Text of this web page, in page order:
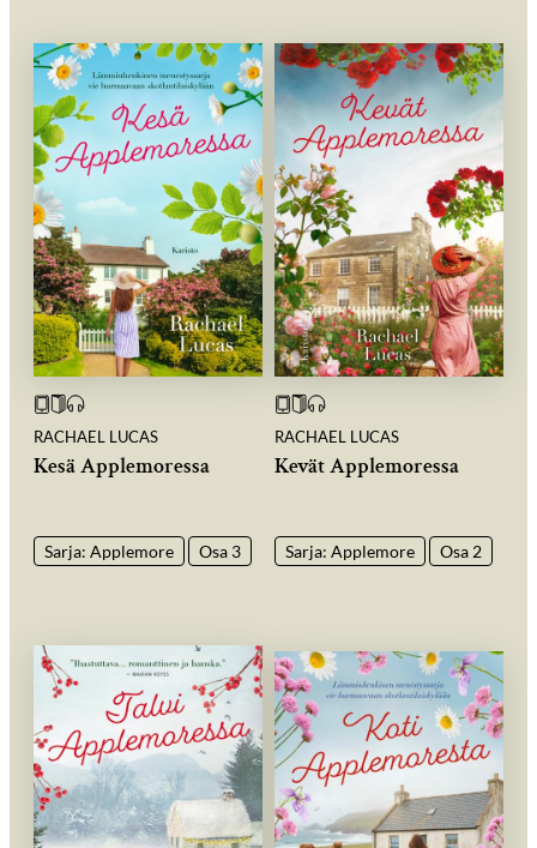
RACHAEL LUCAS
Kesä Applemoressa
Sarja: Applemore Osa 3
RACHAEL LUCAS
Kevät Applemoressa
Sarja: Applemore Osa 2